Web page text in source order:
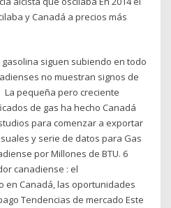
y Canadá a precios más
gasolina siguen subiendo en todo
no muestran signos de
pequeña pero creciente
de gas ha hecho Canadá
para comenzar a exportar
y serie de datos para Gas
por Millones de BTU. 6
canadiense : el
en Canadá, las oportunidades
Tendencias de mercado Este